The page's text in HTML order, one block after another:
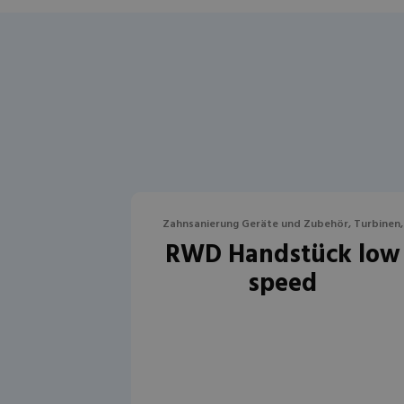
Zahnsanierung Geräte und Zubehör, Turbinen,
Winkel- und Handstücke
RWD Handstück low
speed